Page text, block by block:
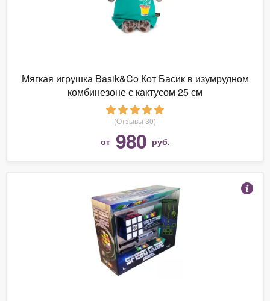
Мягкая игрушка Basik&Co Кот Басик в изумрудном
комбинезоне с кактусом 25 см
(Отзывы 30)
от 980 руб.